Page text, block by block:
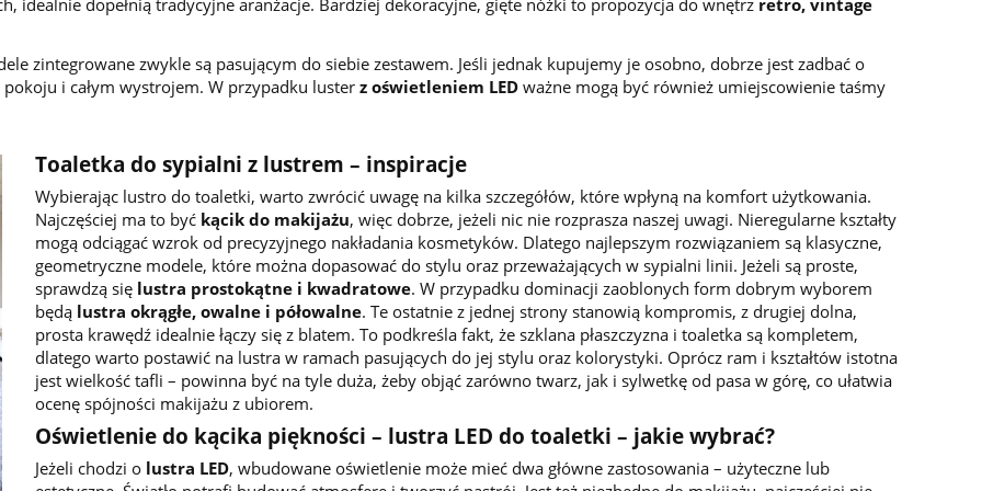
zintegrowane zwykle są pasującym do siebie zestawem. Jeśli jednak kupujemy je osobno, dobrze jest zadbać o
i całym wystrojem. W przypadku luster z oświetleniem LED ważne mogą być również umiejscowienie taśmy
Toaletka do sypialni z lustrem – inspiracje
Wybierając lustro do toaletki, warto zwrócić uwagę na kilka szczegółów, które wpłyną na komfort użytkowania.
Najczęściej ma to być kącik do makijażu, więc dobrze, jeżeli nic nie rozprasza naszej uwagi. Nieregularne kształty
mogą odciągać wzrok od precyzyjnego nakładania kosmetyków. Dlatego najlepszym rozwiązaniem są klasyczne,
geometryczne modele, które można dopasować do stylu oraz przeważających w sypialni linii. Jeżeli są proste,
sprawdzą się lustra prostokątne i kwadratowe. W przypadku dominacji zaoblonych form dobrym wyborem
będą lustra okrągłe,owalne i półowalne. Te ostatnie z jednej strony stanowią kompromis, z drugiej dolna,
prosta krawędź idealnie łączy się z blatem. To podkreśla fakt, że szklana płaszczyzna i toaletka są kompletem,
dlatego warto postawić na lustra w ramach pasujących do jej stylu oraz kolorystyki. Oprócz ram i kształtów istotna
jest wielkość tafli – powinna być na tyle duża, żeby objąć zarówno twarz, jak i sylwetkę od pasa w górę, co ułatwia
ocenę spójności makijażu z ubiorem.
Oświetlenie do kącika piękności – lustra LED do toaletki – jakie wybrać?
Jeżeli chodzi o lustra LED, wbudowane oświetlenie może mieć dwa główne zastosowania – użyteczne lub